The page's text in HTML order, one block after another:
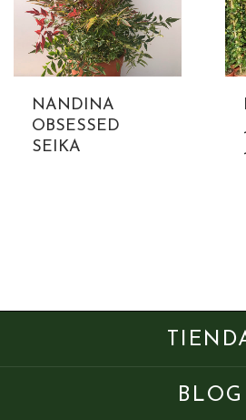
NANDINA
OBSESSED
SEIKA
BLOG